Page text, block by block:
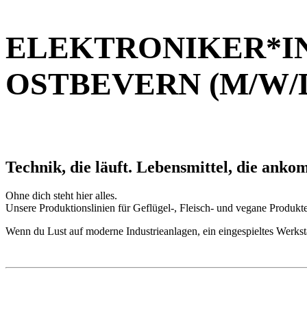
OSTBEVERN (M/W/
Technik, die läuft. Lebensmittel, die
Ohne dich steht hier alles.
Unsere Produktionslinien für Geflügel-, Fleisch- und vegane
Wenn du Lust auf moderne Industrieanlagen, ein eingespieltes